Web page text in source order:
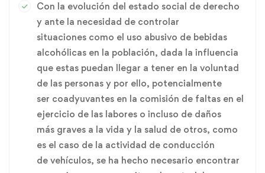
Con la evolución del estado social de derecho
y ante la necesidad de controlar
situaciones como el uso abusivo de bebidas
alcohólicas en la población, dada la influencia
que estas puedan llegar a tener en la voluntad
de las personas y por ello, potencialmente
ser coadyuvantes en la comisión de faltas en el
ejercicio de las labores o incluso de daños
más graves a la vida y la salud de otros, como
es el caso de la actividad de conducción
de vehículos, se ha hecho necesario encontrar